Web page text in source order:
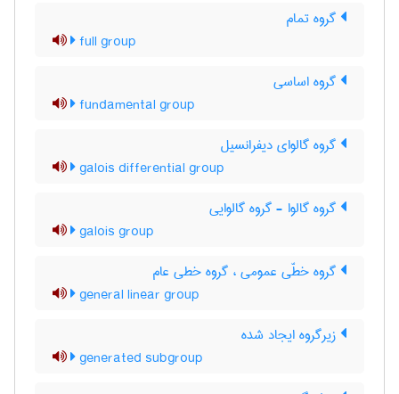
گروه تمام
full group
گروه اساسی
fundamental group
گروه گالوای دیفرانسیل
galois differential group
گروه گالوا - گروه گالوایی
galois group
گروه خطّی عمومی ، گروه خطی عام
general linear group
زیرگروه ایجاد شده
generated subgroup